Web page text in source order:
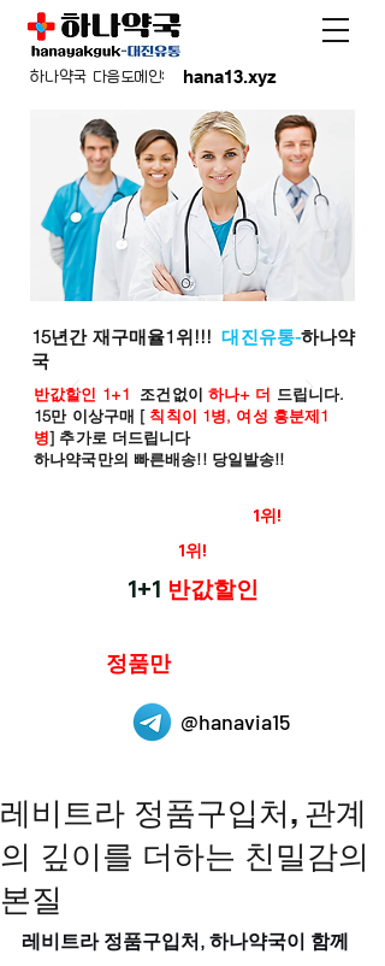
hana13.xyz
하나약국 다음도메인:
15년간 재구매율1위!!!대진유통-하나약
국
반값할인 1+1 조건없이 하나+ 더 드립니다.
15만 이상구매 [ 칙칙이 1병, 여성 흥분제1
병] 추가로 더드립니다
하나약국만의 빠른배송!! 당일발송!!
1위!
1위!
1+1 반값할인
정품만
@hanavia15
레비트라 정품구입처, 관계
의 깊이를 더하는 친밀감의
본질
레비트라 정품구입처, 하나약국이 함께